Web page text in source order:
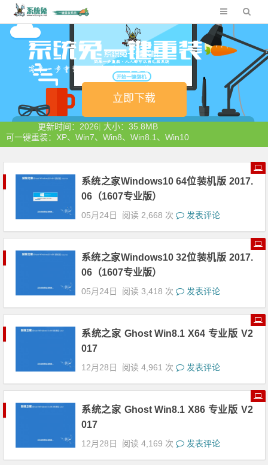
立即下载
更新时间：2026| 大小：35.8MB
可一键重装：XP、Win7、Win8、Win8.1、Win10
系统之家Windows10 64位装机版 2017.
06（1607专业版）
05月24日 阅读 2,668 次 发表评论
系统之家Windows10 32位装机版 2017.
06（1607专业版）
05月24日 阅读 3,418 次 发表评论
系统之家 Ghost Win8.1 X64 专业版 V2
017
12月28日 阅读 4,961 次 发表评论
系统之家 Ghost Win8.1 X86 专业版 V2
017
12月28日 阅读 4,169 次 发表评论